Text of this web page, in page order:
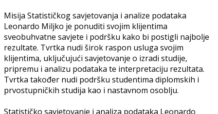
Misija Statističkog savjetovanja i analize podataka
Leonardo Miljko je ponuditi svojim klijentima
sveobuhvatne savjete i podršku kako bi postigli najbolje
rezultate. Tvrtka nudi širok raspon usluga svojim
klijentima, uključujući savjetovanje o izradi studije,
pripremu i analizu podataka te interpretaciju rezultata.
Tvrtka također nudi podršku studentima diplomskih i
prvostupničkih studija kao i nastavnom osoblju.
Statističko savjetovanje i analiza podataka Leonardo